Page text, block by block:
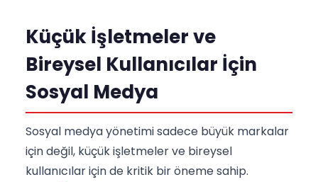
Küçük İşletmeler ve
Bireysel Kullanıcılar İçin
Sosyal Medya
Sosyal medya yönetimi sadece büyük markalar
için değil, küçük işletmeler ve bireysel
kullanıcılar için de kritik bir öneme sahip.